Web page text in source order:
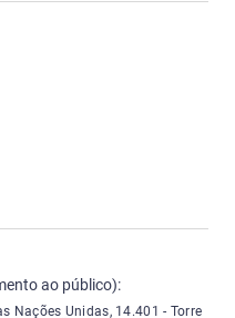
ao público):
Avenida das Nações Unidas,
Nações Unidas, 14.401 - Torre